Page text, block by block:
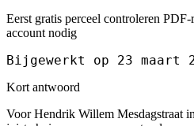
Eerst gratis perceel controleren PDF-
account nodig
Bijgewerkt op 23 maart
Kort antwoord
Voor Hendrik Willem Mesdagstraat